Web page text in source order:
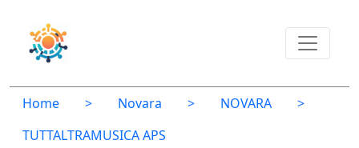
Home > Novara > NOVARA
>
TUTTALTRAMUSICA APS